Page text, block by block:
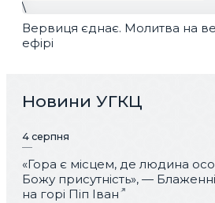
\
Вервиця єднає. Молитва на
ефірі
Новини УГКЦ
4 серпня
«Гора є місцем, де людина
Божу присутність», —
на горі Піп Іван